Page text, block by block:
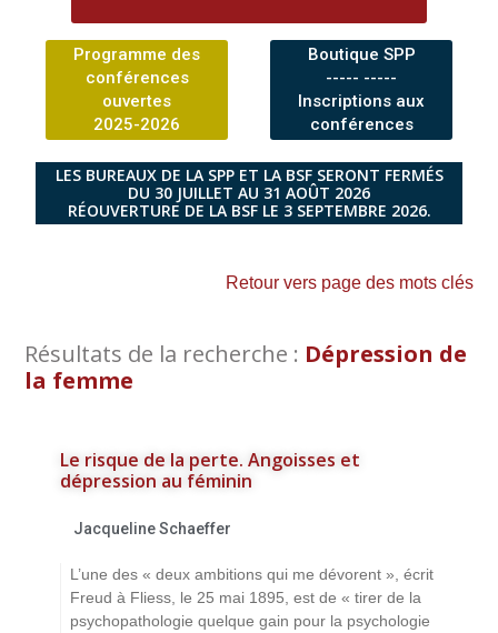
Programme des
conférences
ouvertes
2025-2026
Boutique SPP
----- -----
Inscriptions aux
conférences
LES BUREAUX DE LA SPP ET LA BSF SERONT FERMÉS
DU 30 JUILLET AU 31 AOÛT 2026
RÉOUVERTURE DE LA BSF LE 3 SEPTEMBRE 2026.
Retour vers page des mots clés
Résultats de la recherche : Dépression de
la femme
Le risque de la perte. Angoisses et
dépression au féminin
Jacqueline Schaeffer
L’une des « deux ambitions qui me dévorent », écrit
Freud à Fliess, le 25 mai 1895, est de « tirer de la
psychopathologie quelque gain pour la psychologie